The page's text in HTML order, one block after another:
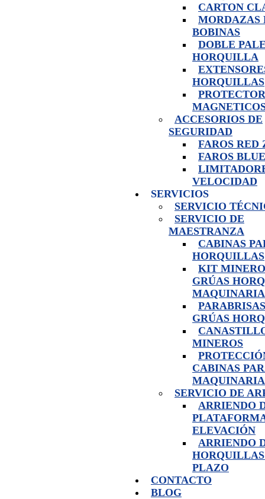
CARTON
MORDAZAS
BOBINAS
DOBLE
HORQUILLA
HORQUILLAS
ACCESORIOS DE
SEGURIDAD
FAROS RED
FAROS
VELOCIDAD
SERVICIOS
SERVICIO
SERVICIO DE
MAESTRANZA
CABINAS
HORQUILLAS
KIT
GRÚAS
GRÚAS
MINEROS
CABINAS
SERVICIO DE
ARRIENDO
ELEVACIÓN
ARRIENDO
PLAZO
CONTACTO
BLOG